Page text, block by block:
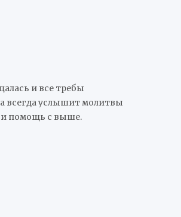
и все требы
всегда услышит молитвы
и помощь с выше.